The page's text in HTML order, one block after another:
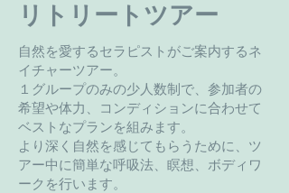
リトリートツアー
自然を愛するセラピストがご案内するネ
イチャーツアー。
１グループのみの少人数制で、参加者の
希望や体力、コンディションに合わせて
ベストなプランを組みます。
より深く自然を感じてもらうために、ツ
アー中に簡単な呼吸法、瞑想、ボディワ
ークを行います。